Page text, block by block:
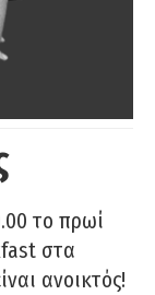
το πρωί
στα
ανοικτός!